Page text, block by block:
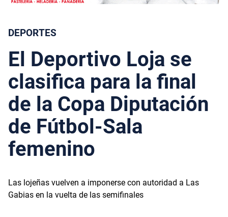
DEPORTES
El Deportivo Loja se
clasifica para la final
de la Copa Diputación
de Fútbol-Sala
femenino
Las lojeñas vuelven a imponerse con autoridad a Las
Gabias en la vuelta de las semifinales